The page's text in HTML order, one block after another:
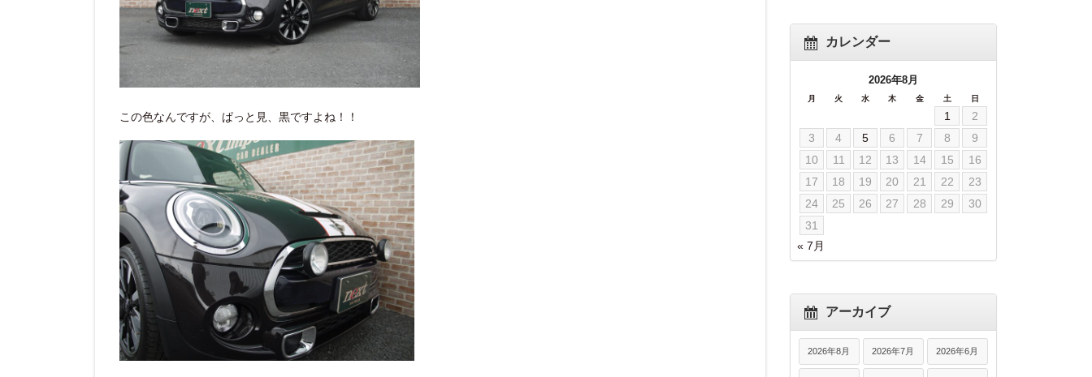
この色なんですが、ぱっと見、黒ですよね！！
カレンダー
2026年8月
月 火 水 木 金 土 日
1
2
3
4 5 6 7 8
9
10
11 12 13 14 15
16
17
18 19 20 21 22
23
24
25 26 27 28 29
30
31
« 7月
アーカイブ
2026年8月 2026年7月 2026年6月